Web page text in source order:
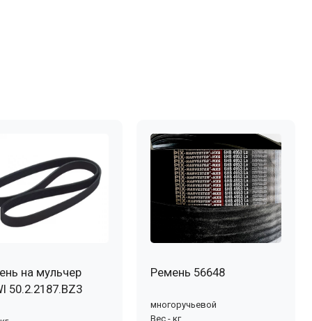
на мульчер
50.2.2187.BZ3
Ремень 56648
многоручьевой
Вес - кг